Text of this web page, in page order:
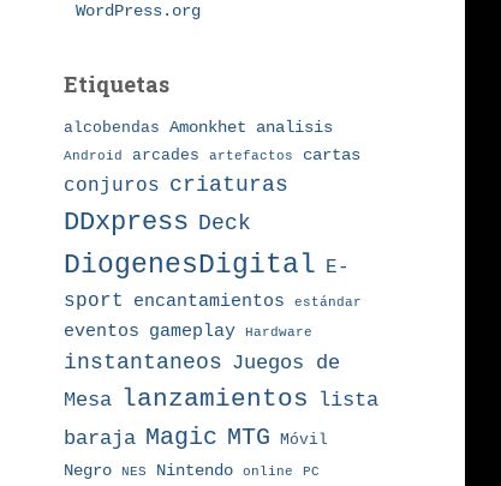
WordPress.org
Etiquetas
alcobendas Amonkhet analisis
Android arcades artefactos cartas
conjuros criaturas
DDxpress Deck
DiogenesDigital E-
sport
encantamientos estándar
eventos gameplay Hardware
instantaneos Juegos de
Mesa
lanzamientos
lista
baraja Magic MTG Móvil
Negro
NES Nintendo online PC